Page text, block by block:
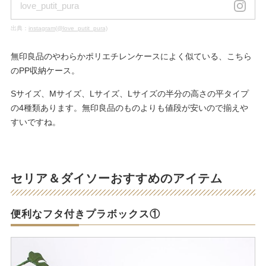
love_putit_pura
出典： instagram(@love_putit_pura)
無印良品のやわらかポリエチレンケースによく似ている、こちら
のPP収納ケース。
Sサイズ、Mサイズ、Lサイズ、Lサイズの半分の高さの平タイプ
の4種類あります。無印良品のものよりも値段が安いので揃えや
すいですね。
セリア＆ダイソーおすすめのアイテム
便利なフタ付きプラボックス①